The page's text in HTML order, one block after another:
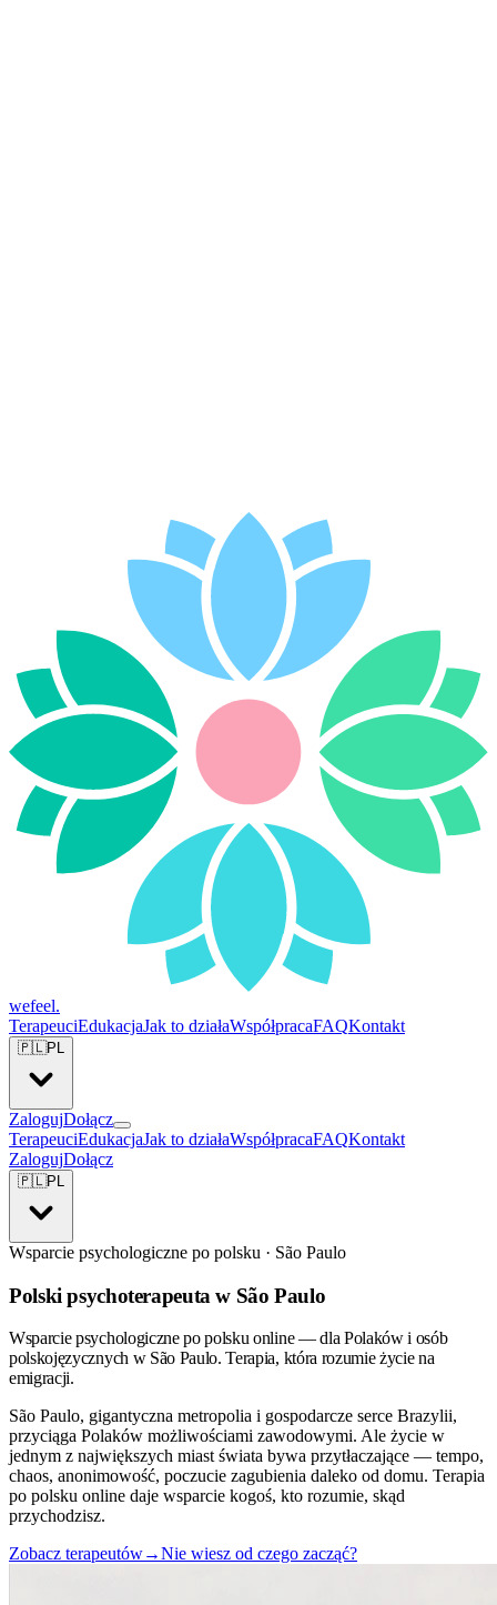
wefeel.
TerapeuciEdukacjaJak to działaWspółpracaFAQKontakt
🇵🇱PL
ZalogujDołącz
TerapeuciEdukacjaJak to działaWspółpracaFAQKontakt
ZalogujDołącz
🇵🇱PL
Wsparcie psychologiczne po polsku · São Paulo
Polski psychoterapeuta w São Paulo
Wsparcie psychologiczne po polsku online — dla Polaków i osób
polskojęzycznych w São Paulo. Terapia, która rozumie życie na
emigracji.
São Paulo, gigantyczna metropolia i gospodarcze serce Brazylii,
przyciąga Polaków możliwościami zawodowymi. Ale życie w
jednym z największych miast świata bywa przytłaczające — tempo,
chaos, anonimowość, poczucie zagubienia daleko od domu. Terapia
po polsku online daje wsparcie kogoś, kto rozumie, skąd
przychodzisz.
Zobacz terapeutów→Nie wiesz od czego zacząć?